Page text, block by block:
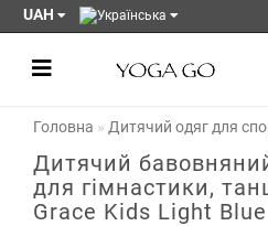
UAH
Головна Дитячий одяг для
Дитячий
для гімнастики,
Grace Kids Light Blue